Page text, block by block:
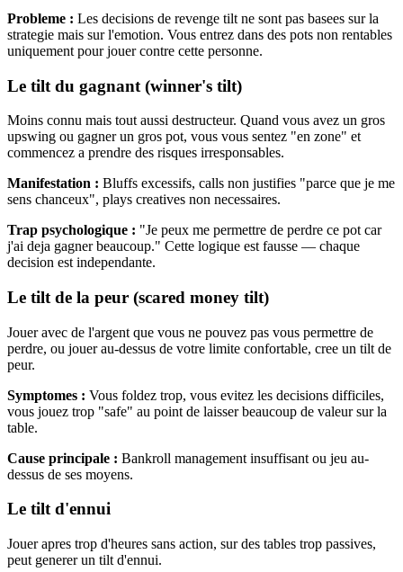
Probleme : Les decisions de revenge tilt ne sont pas basees sur la
strategie mais sur l'emotion. Vous entrez dans des pots non rentables
uniquement pour jouer contre cette personne.
Le tilt du gagnant (winner's tilt)
Moins connu mais tout aussi destructeur. Quand vous avez un gros
upswing ou gagner un gros pot, vous vous sentez "en zone" et
commencez a prendre des risques irresponsables.
Manifestation : Bluffs excessifs, calls non justifies "parce que je me
sens chanceux", plays creatives non necessaires.
Trap psychologique : "Je peux me permettre de perdre ce pot car
j'ai deja gagner beaucoup." Cette logique est fausse — chaque
decision est independante.
Le tilt de la peur (scared money tilt)
Jouer avec de l'argent que vous ne pouvez pas vous permettre de
perdre, ou jouer au-dessus de votre limite confortable, cree un tilt de
peur.
Symptomes : Vous foldez trop, vous evitez les decisions difficiles,
vous jouez trop "safe" au point de laisser beaucoup de valeur sur la
table.
Cause principale : Bankroll management insuffisant ou jeu au-
dessus de ses moyens.
Le tilt d'ennui
Jouer apres trop d'heures sans action, sur des tables trop passives,
peut generer un tilt d'ennui.